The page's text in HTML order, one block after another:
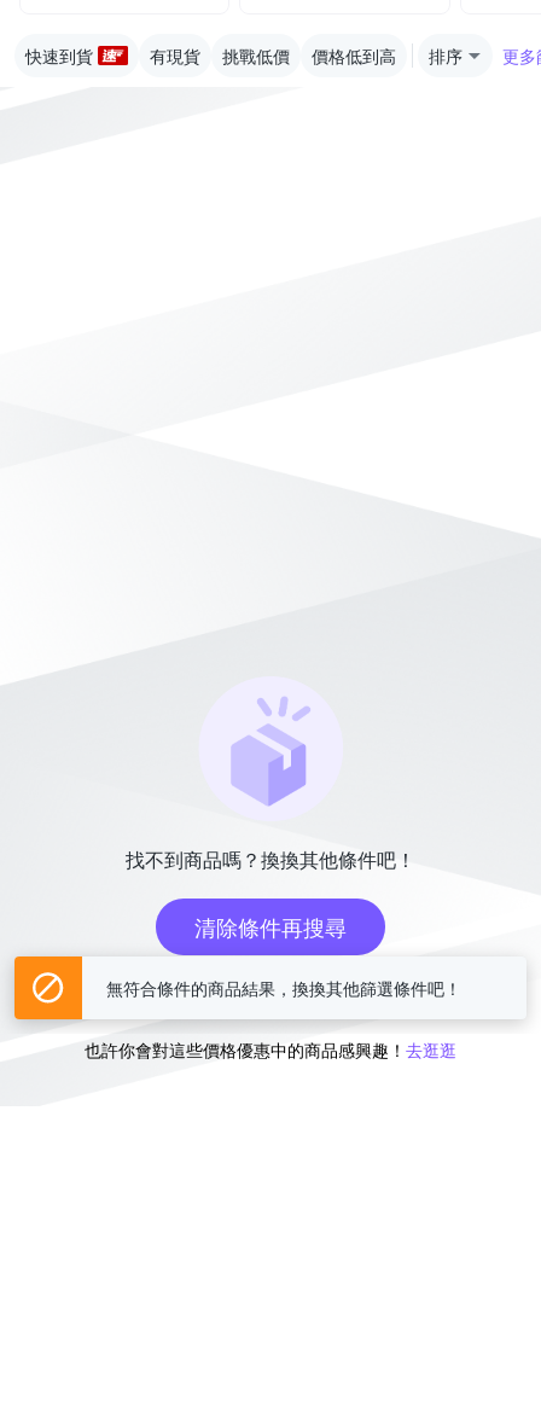
快速到貨 有現貨 挑戰低價 價格低到高 排序 更多
找不到商品嗎？換換其他條件吧！
清除條件再搜尋
或
也許你會對這些價格優惠中的商品感興趣！ 去逛逛
無符合條件的商品結果，換換其他篩選條件吧！